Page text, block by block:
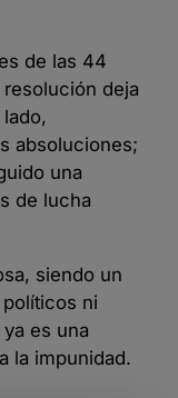
de las 44
deja
absoluciones;
una
de lucha
siendo un
ni
es una
la impunidad.